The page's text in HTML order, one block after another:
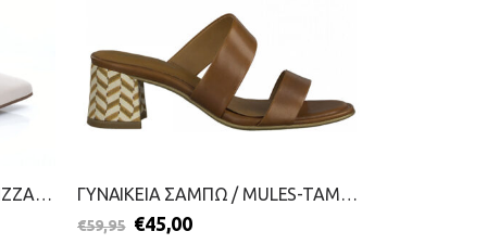
ΓΥΝΑΙΚΕΙΑ ΣΑΜΠΩ/MULES-VIZZANO-2099-0747-NUDE ΓΥΝΑΙΚΕΙΑ ΣΑΜΠΩ / MULES-TAMARIS-2199-0099-ΤΑΜΠΑ
€59,95 €45,00